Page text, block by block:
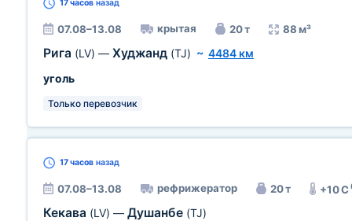
17 часов назад
07.08–13.08 крытая 20 т 88 м³
Рига (LV) — Худжанд (TJ) ~ 4484 км
уголь
Только перевозчик
17 часов назад
07.08–13.08 рефрижератор 20 т +10 C
Кекава (LV) — Душанбе (TJ)